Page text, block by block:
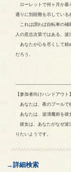
ローレットで何ヶ月か暮
通りに別段難を示している
これは謂わば自転車の補
人の意志次第ではある。波
あなたが心を尽くして頼
だろう。
【参加者向けハンドアウト】
あなたは、夜のプールで
あなたは、波濤魔術を彼
彼女は、あなたがなぜ波
りたいようです。
→詳細検索